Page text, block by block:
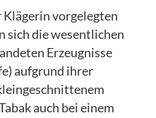
Klägerin vorgelegten
sich die wesentlichen
Erzeugnisse
aufgrund ihrer
auch bei einem